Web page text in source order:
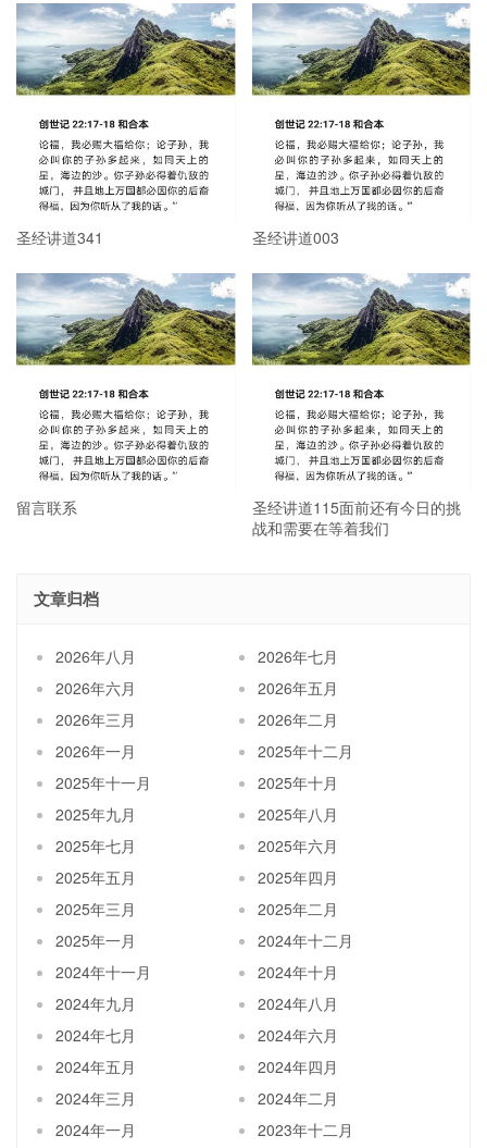
圣经讲道341 圣经讲道003
留言联系
圣经讲道115面前还有今日的挑
战和需要在等着我们
文章归档
2026年八月
2026年七月
2026年六月
2026年五月
2026年三月
2026年二月
2026年一月
2025年十二月
2025年十一月
2025年十月
2025年九月
2025年八月
2025年七月
2025年六月
2025年五月
2025年四月
2025年三月
2025年二月
2025年一月
2024年十二月
2024年十一月
2024年十月
2024年九月
2024年八月
2024年七月
2024年六月
2024年五月
2024年四月
2024年三月
2024年二月
2024年一月
2023年十二月